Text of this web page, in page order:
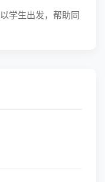
学生出发，帮助同